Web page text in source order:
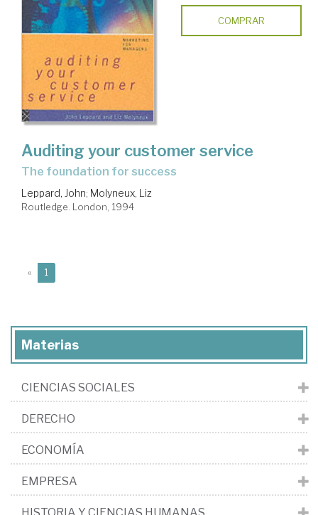
COMPRAR
Auditing your customer service
The foundation for success
Leppard, John; Molyneux, Liz
Routledge. London, 1994
« 1
Materias
CIENCIAS SOCIALES
DERECHO
ECONOMÍA
EMPRESA